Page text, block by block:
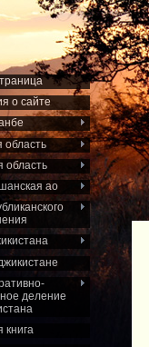
о сайте
область
область
ао
деление
книга